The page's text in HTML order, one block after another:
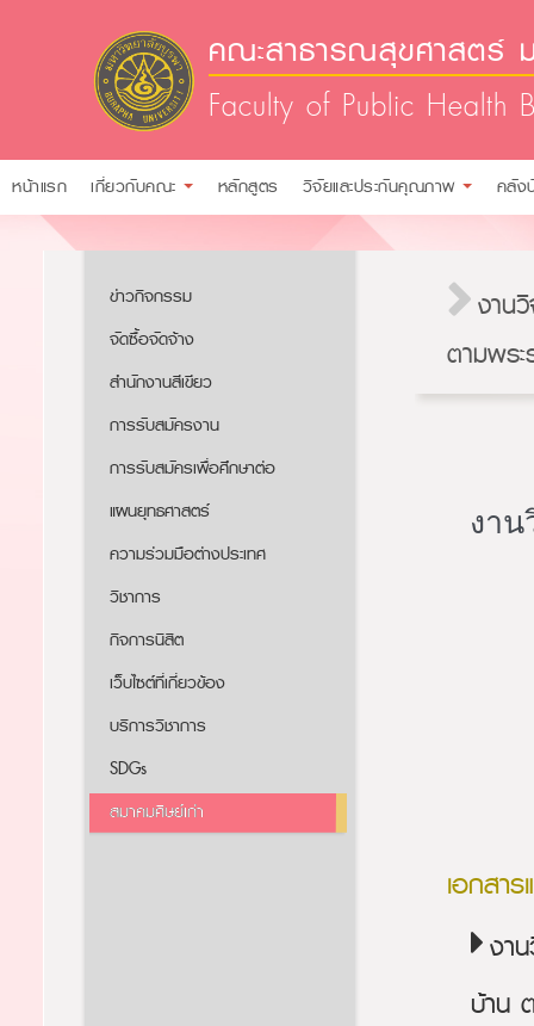
คณะสาธารณสุขศาสตร์
Faculty of Public Health
หน้าแรก เกี่ยวกับคณะ หลักสูตร วิจัยและประกันคุณภาพ คลั
ข่าวกิจกรรม
จัดซื้อจัดจ้าง
สำนักงานสีเขียว
การรับสมัครงาน​​
การรับสมัครเพื่อศึกษาต่อ​
แผนยุทธศาสตร์
ความร่วมมือต่างประเทศ
วิชาการ
กิจการนิสิต
เว็บไซต์ที่เกี่ยวข้อง
บริการวิชาการ
SDGs
สมาคมศิษย์เก่า
งาน
ตามพร
งา
เอกสา
งา
บ้าน